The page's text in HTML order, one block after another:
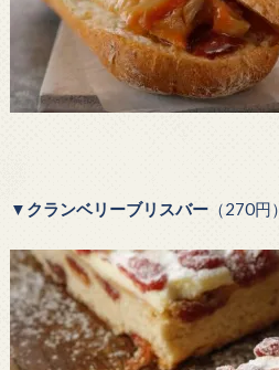
▼ クランベリーブリスバー（270円）